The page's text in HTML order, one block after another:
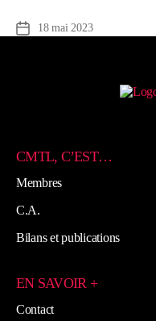
Date
18 mai 2023
CMTL, C’EST…
Membres
C.A.
Bilans et publications
EN SAVOIR +
Contact